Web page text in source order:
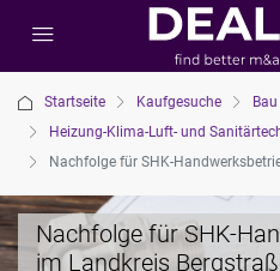
Startseite Kaufgesuche
Heizung-Klima-Luft- und
Nachfolge für SHK-
Nachfolge für SHK-
im Landkreis